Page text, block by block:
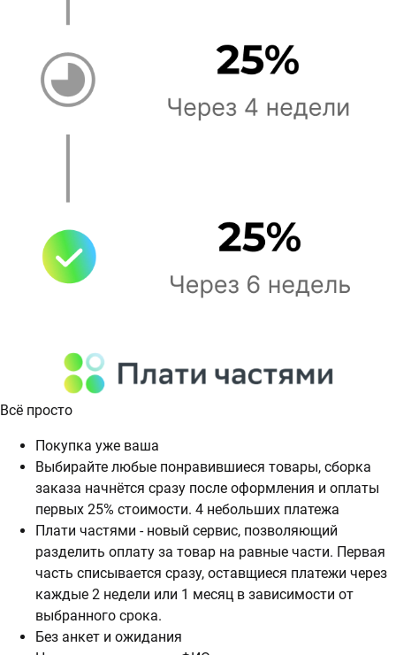
Всё просто
Покупка уже ваша
Выбирайте любые понравившиеся товары, сборка
заказа начнётся сразу после оформления и оплаты
первых 25% стоимости. 4 небольших платежа
Плати частями - новый сервис, позволяющий
разделить оплату за товар на равные части. Первая
часть списывается сразу, оставщиеся платежи через
каждые 2 недели или 1 месяц в зависимости от
выбранного срока.
Без анкет и ожидания